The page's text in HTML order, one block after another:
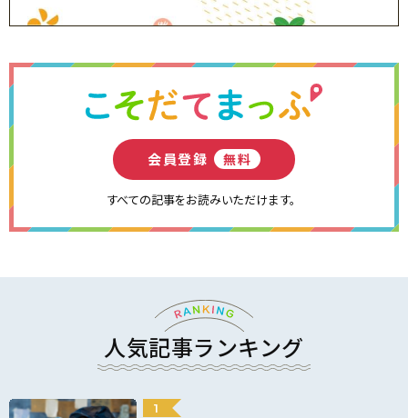
会員登録 無料
すべての記事をお読みいただけます。
人気記事ランキング
1